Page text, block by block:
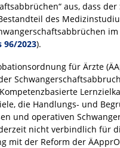
aus, dass
des
96/2023).
für Ärzte
die Handlungs- und
und operativen
nicht verbindlich für
mit der Reform der